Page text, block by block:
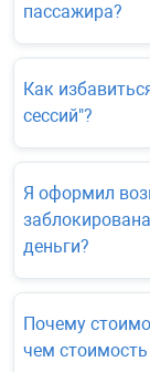
пассажира?
Как
сессий"?
Я оформил
деньги?
Почему
чем